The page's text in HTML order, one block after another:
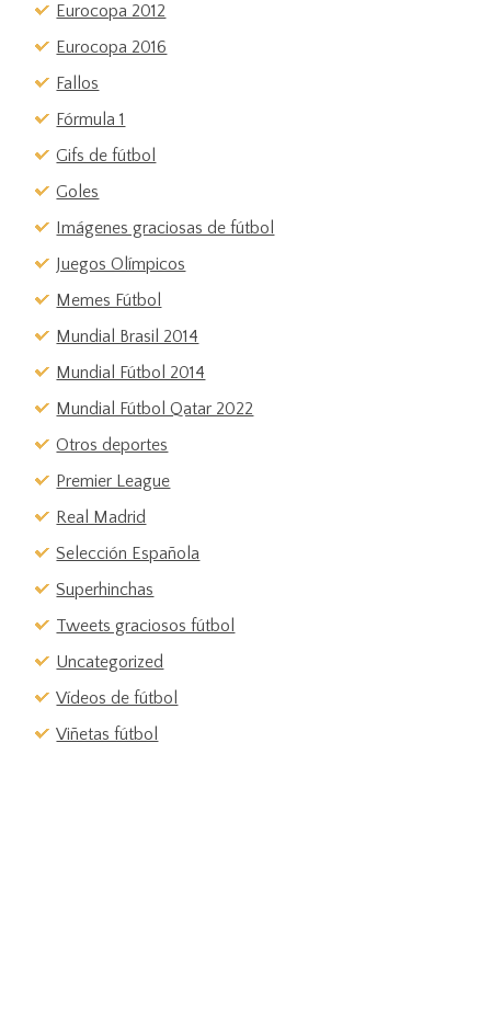
Eurocopa 2012
Eurocopa 2016
Fallos
Fórmula 1
Gifs de fútbol
Goles
Imágenes graciosas de fútbol
Juegos Olímpicos
Memes Fútbol
Mundial Brasil 2014
Mundial Fútbol 2014
Mundial Fútbol Qatar 2022
Otros deportes
Premier League
Real Madrid
Selección Española
Superhinchas
Tweets graciosos fútbol
Uncategorized
Vídeos de fútbol
Viñetas fútbol